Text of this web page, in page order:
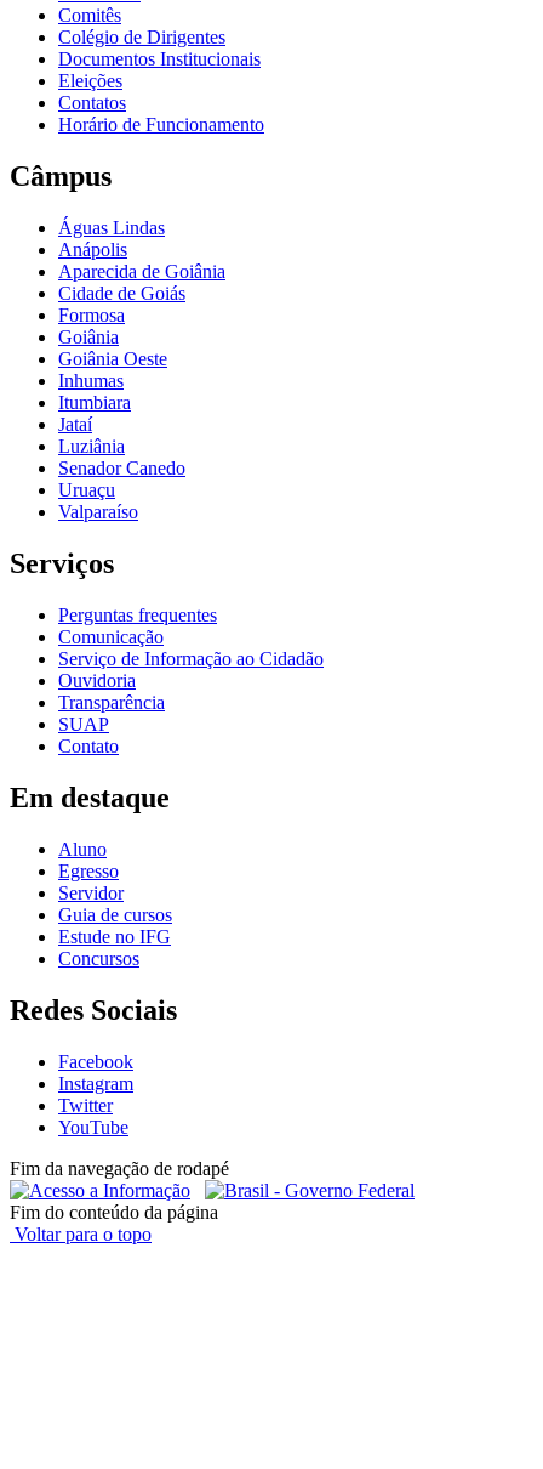
Comitês
Colégio de Dirigentes
Documentos Institucionais
Eleições
Contatos
Horário de Funcionamento
Câmpus
Águas Lindas
Anápolis
Aparecida de Goiânia
Cidade de Goiás
Formosa
Goiânia
Goiânia Oeste
Inhumas
Itumbiara
Jataí
Luziânia
Senador Canedo
Uruaçu
Valparaíso
Serviços
Perguntas frequentes
Comunicação
Serviço de Informação ao Cidadão
Ouvidoria
Transparência
SUAP
Contato
Em destaque
Aluno
Egresso
Servidor
Guia de cursos
Estude no IFG
Concursos
Redes Sociais
Facebook
Instagram
Twitter
YouTube
Fim da navegação de rodapé
Fim do conteúdo da página
Voltar para o topo